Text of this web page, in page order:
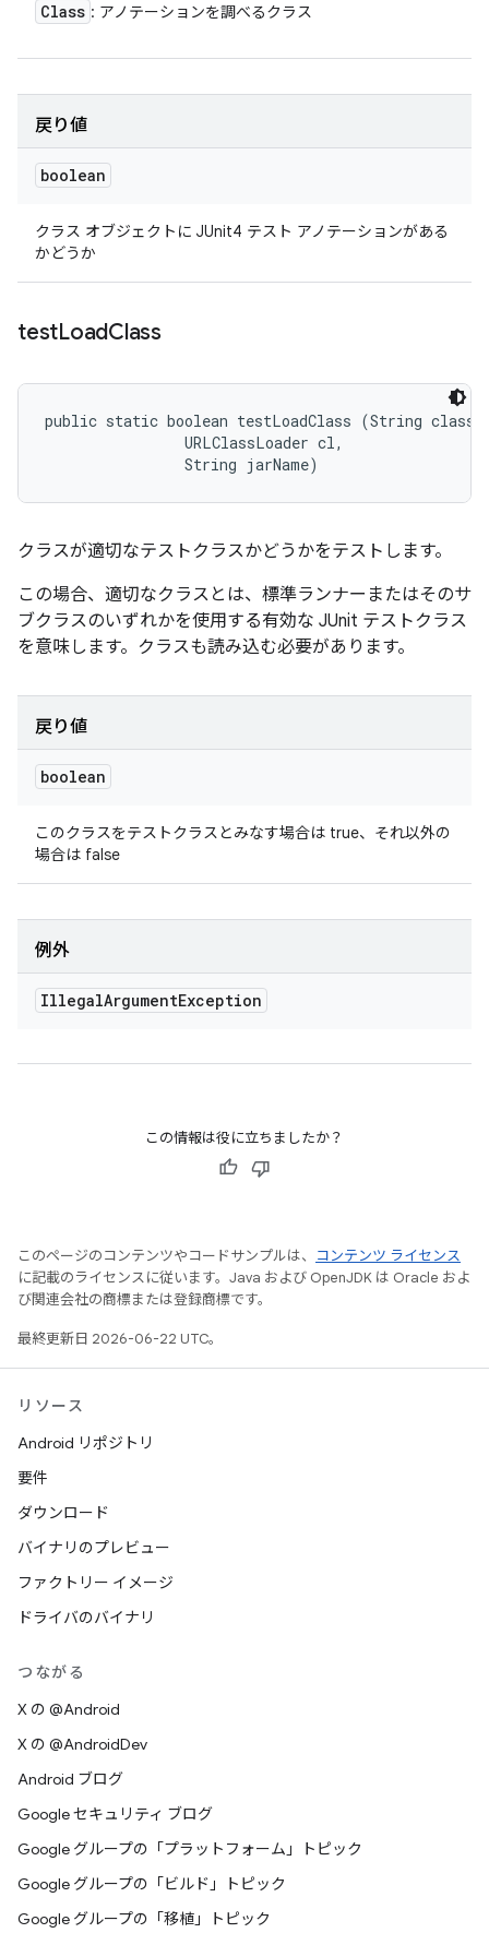
Class : アノテーションを調べるクラス
戻り値
boolean
クラス オブジェクトに JUnit4 テスト アノテーションがある
かどうか
testLoadClass
public static boolean testLoadClass (String
                URLClassLoader cl,
                String jarName)
クラスが適切なテストクラスかどうかをテストします。
この場合、適切なクラスとは、標準ランナーまたはそのサ
ブクラスのいずれかを使用する有効な JUnit テストクラス
を意味します。クラスも読み込む必要があります。
戻り値
boolean
このクラスをテストクラスとみなす場合は true、それ以外の
場合は false
例外
IllegalArgumentException
この情報は役に立ちましたか？
このページのコンテンツやコードサンプルは、
コンテンツ ライセンス
に記載のライセンスに従います。Java および OpenJDK は Oracle およ
び関連会社の商標または登録商標です。
最終更新日 2026-06-22 UTC。
リソース
Android リポジトリ
要件
ダウンロード
バイナリのプレビュー
ファクトリー イメージ
ドライバのバイナリ
つながる
X の @Android
X の @AndroidDev
Android ブログ
Google セキュリティ ブログ
Google グループの「プラットフォーム」トピック
Google グループの「ビルド」トピック
Google グループの「移植」トピック